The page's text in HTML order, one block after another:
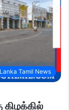
Tamil News
கிழக்கில்